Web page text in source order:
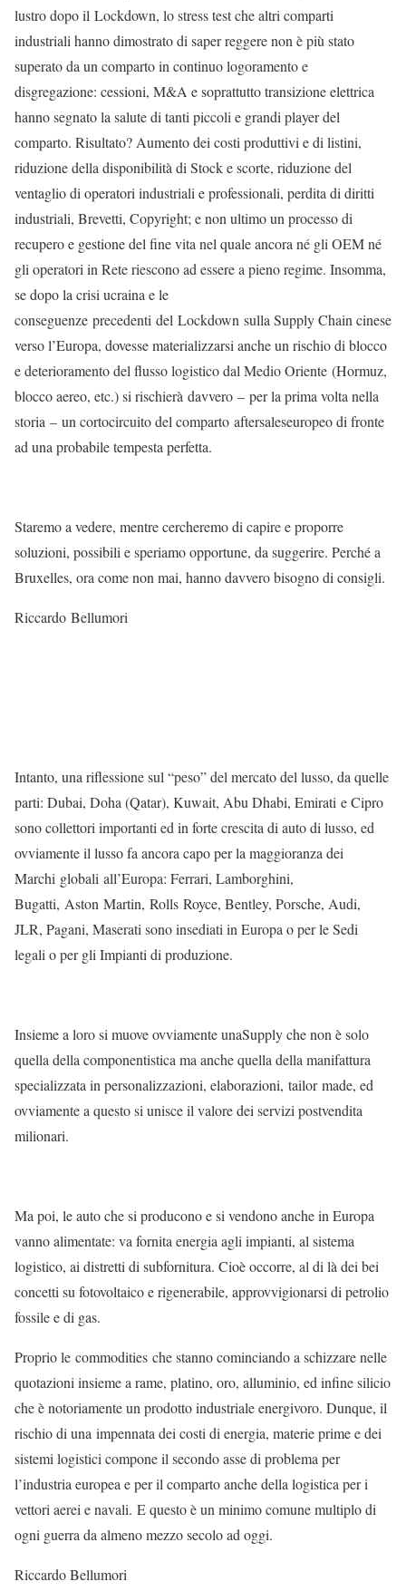
lustro dopo il Lockdown, lo stress test che altri comparti
industriali hanno dimostrato di saper reggere non è più stato
superato da un comparto in continuo logoramento e
disgregazione: cessioni, M&A e soprattutto transizione elettrica
hanno segnato la salute di tanti piccoli e grandi player del
comparto. Risultato? Aumento dei costi produttivi e di listini,
riduzione della disponibilità di Stock e scorte, riduzione del
ventaglio di operatori industriali e professionali, perdita di diritti
industriali, Brevetti, Copyright; e non ultimo un processo di
recupero e gestione del fine vita nel quale ancora né gli OEM né
gli operatori in Rete riescono ad essere a pieno regime. Insomma,
se dopo la crisi ucraina e le
conseguenze precedenti del Lockdown sulla Supply Chain cinese
verso l’Europa, dovesse materializzarsi anche un rischio di blocco
e deterioramento del flusso logistico dal Medio Oriente (Hormuz,
blocco aereo, etc.) si rischierà davvero – per la prima volta nella
storia – un cortocircuito del comparto aftersaleseuropeo di fronte
ad una probabile tempesta perfetta.
Staremo a vedere, mentre cercheremo di capire e proporre
soluzioni, possibili e speriamo opportune, da suggerire. Perché a
Bruxelles, ora come non mai, hanno davvero bisogno di consigli.
Riccardo Bellumori
Intanto, una riflessione sul “peso” del mercato del lusso, da quelle
parti: Dubai, Doha (Qatar), Kuwait, Abu Dhabi, Emirati e Cipro
sono collettori importanti ed in forte crescita di auto di lusso, ed
ovviamente il lusso fa ancora capo per la maggioranza dei
Marchi globali all’Europa: Ferrari, Lamborghini,
Bugatti, Aston Martin, Rolls Royce, Bentley, Porsche, Audi,
JLR, Pagani, Maserati sono insediati in Europa o per le Sedi
legali o per gli Impianti di produzione.
Insieme a loro si muove ovviamente unaSupply che non è solo
quella della componentistica ma anche quella della manifattura
specializzata in personalizzazioni, elaborazioni, tailor made, ed
ovviamente a questo si unisce il valore dei servizi postvendita
milionari.
Ma poi, le auto che si producono e si vendono anche in Europa
vanno alimentate: va fornita energia agli impianti, al sistema
logistico, ai distretti di subfornitura. Cioè occorre, al di là dei bei
concetti su fotovoltaico e rigenerabile, approvvigionarsi di petrolio
fossile e di gas.
Proprio le commodities che stanno cominciando a schizzare nelle
quotazioni insieme a rame, platino, oro, alluminio, ed infine silicio
che è notoriamente un prodotto industriale energivoro. Dunque, il
rischio di una impennata dei costi di energia, materie prime e dei
sistemi logistici compone il secondo asse di problema per
l’industria europea e per il comparto anche della logistica per i
vettori aerei e navali. E questo è un minimo comune multiplo di
ogni guerra da almeno mezzo secolo ad oggi.
Riccardo Bellumori